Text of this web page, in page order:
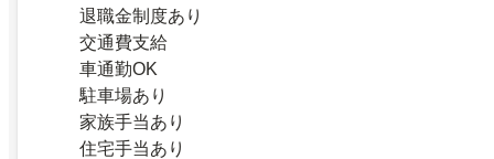
退職金制度あり
交通費支給
車通勤OK
駐車場あり
家族手当あり
住宅手当あり